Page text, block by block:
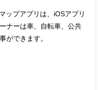
ップアプリは、iOSアプリ
ナーは車、自転車、公共
ができます。